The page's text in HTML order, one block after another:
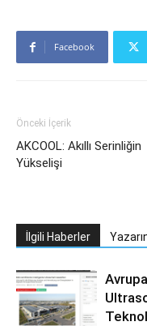
Facebook
Önceki İçerik
AKCOOL: Akıllı Serinliğin
Yükselişi
İlgili Haberler
Avrupa